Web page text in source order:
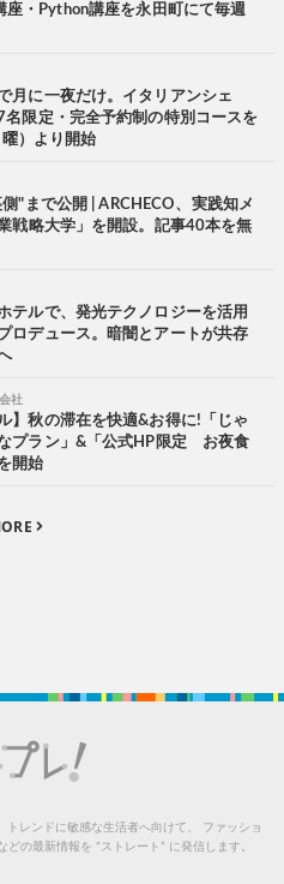
座・Python講座を永田町にて毎週
月に一夜だけ。イタリアンシェ
名限定・完全予約制の特別コースを
）より開始
"まで公開 | ARCHECO、実践知メ
戦略大学」を開設。記事40本を無
テルで、発光テクノロジーを活用
ロデュース。暗闇とアートが共存
社
】秋の滞在を快適&お得に!「じゃ
プラン」&「公式HP限定 お夜食
開始
トレンドに敏感な生活者へ向けて、
ファッショ
の最新情報を “ストレート” に発信します。